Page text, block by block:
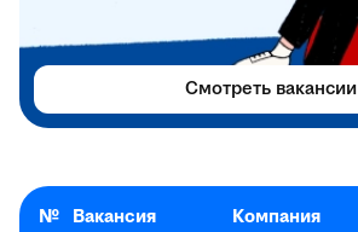
№ Вакансия Компания
Смотреть вакансии